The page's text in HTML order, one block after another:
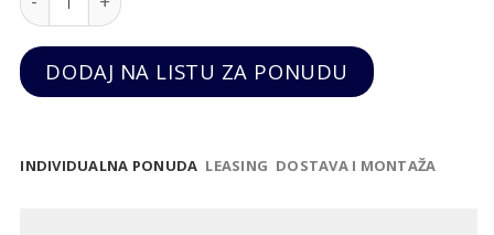
DODAJ NA LISTU ZA PONUDU
INDIVIDUALNA PONUDA LEASING DOSTAVA I MONTAŽA